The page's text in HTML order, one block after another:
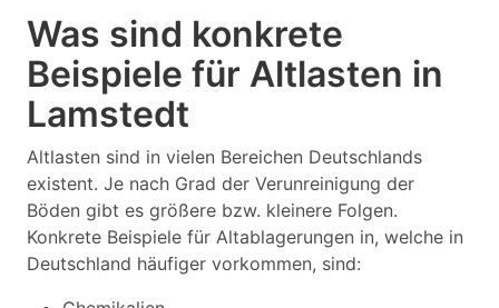
Was sind konkrete
Beispiele für Altlasten in
Lamstedt
Altlasten sind in vielen Bereichen Deutschlands
existent. Je nach Grad der Verunreinigung der
Böden gibt es größere bzw. kleinere Folgen.
Konkrete Beispiele für Altablagerungen in, welche in
Deutschland häufiger vorkommen, sind: